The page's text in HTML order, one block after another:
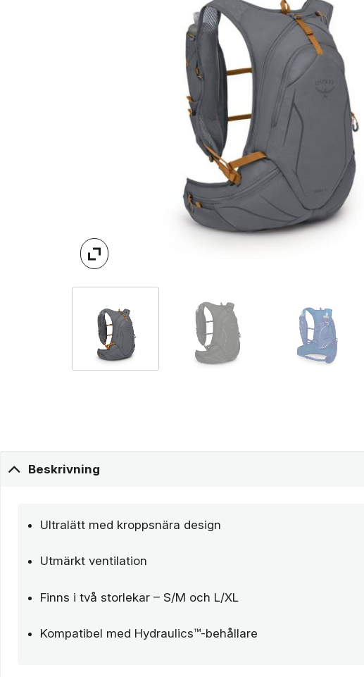
Beskrivning
Ultralätt med kroppsnära design
Utmärkt ventilation
Finns i två storlekar – S/M och L/XL
Kompatibel med Hydraulics™-behållare